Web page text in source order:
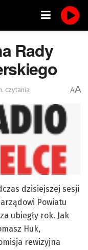
Rady
czytania AA
dzisiejszej sesji
Powiatu
ubiegły rok. Jak
Huk,
rewizyjna